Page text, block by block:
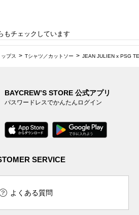
もチェックしています
ップス Tシャツ／カットソー JEAN JULIEN x PSG
BAYCREW’S STORE 公式アプリ
パスワードレスでかんたんログイン
SERVICE
よくある質問